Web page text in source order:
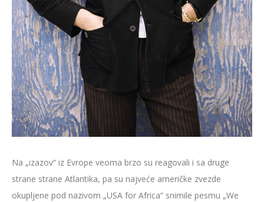
Na „izazov“ iz Evrope veoma brzo su reagovali i sa druge
strane strane Atlantika, pa su najveće američke zvezde
okupljene pod nazivom „USA for Africa“ snimile pesmu „We